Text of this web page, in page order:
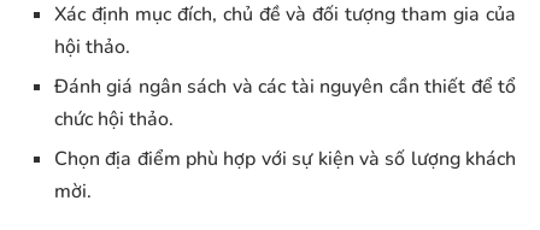
Xác định mục đích, chủ đề và đối tượng tham gia của
hội thảo.
Đánh giá ngân sách và các tài nguyên cần thiết để tổ
chức hội thảo.
Chọn địa điểm phù hợp với sự kiện và số lượng khách
mời.